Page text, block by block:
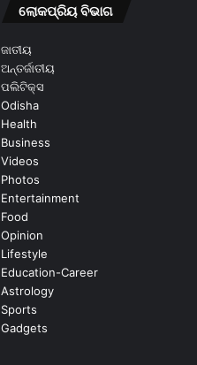
ଲୋକପ୍ରିୟ ବିଭାଗ
ଜାତୀୟ
ଅନ୍ତର୍ଜାତୀୟ
ପଲିଟିକ୍ସ
Odisha
Health
Business
Videos
Photos
Entertainment
Food
Opinion
Lifestyle
Education-Career
Astrology
Sports
Gadgets